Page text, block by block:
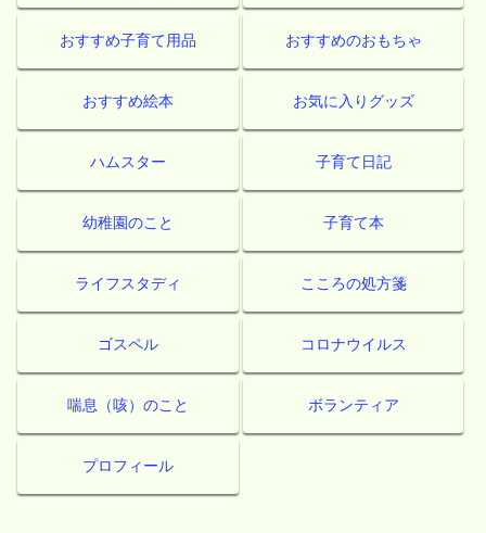
おすすめ子育て用品 おすすめのおもちゃ
おすすめ絵本 お気に入りグッズ
ハムスター 子育て日記
幼稚園のこと 子育て本
ライフスタディ こころの処方箋
ゴスペル コロナウイルス
喘息（咳）のこと ボランティア
プロフィール